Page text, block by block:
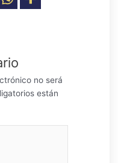
no será
están